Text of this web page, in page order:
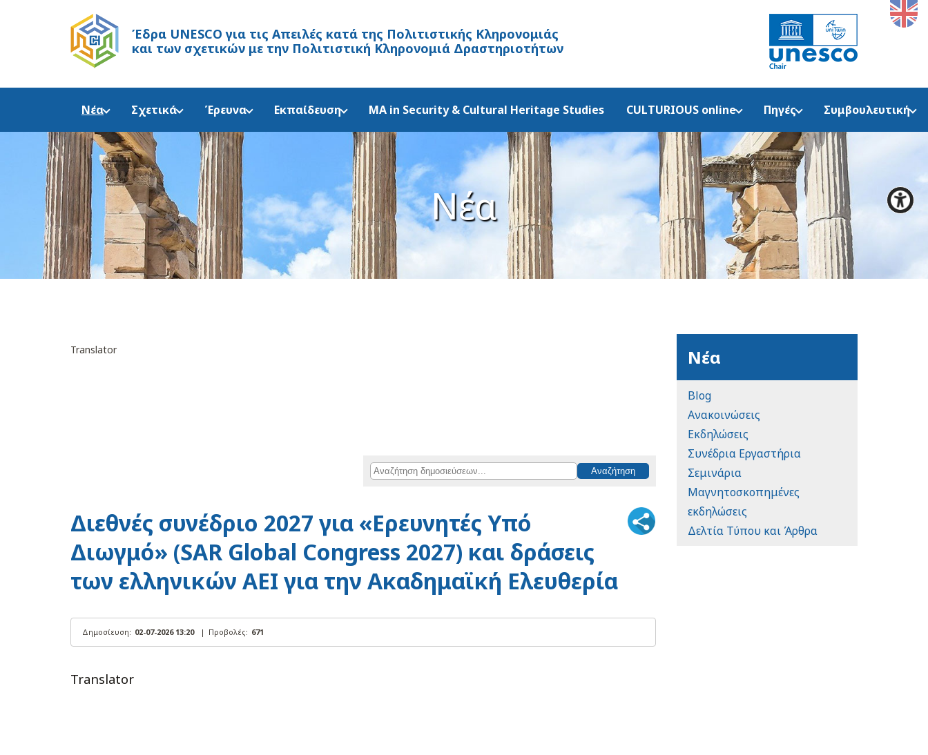
Έδρα UNESCOγια τις Απειλές κατά της Πολιτιστικής Κληρονομιάς
και των σχετικών με την Πολιτιστική Κληρονομιά Δραστηριοτήτων
Νέα Σχετικά Έρευνα Εκπαίδευση MA in Security & Cultural Heritage Studies CULTURIOUS online Πηγές Συμβουλευτική
Νέα
Translator
Διεθνές συνέδριο 2027 για «Ερευνητές Υπό
Διωγμό» (SAR Global Congress 2027) και δράσεις
των ελληνικών ΑΕΙ για την Ακαδημαϊκή Ελευθερία
Δημοσίευση: 02-07-2026 13:20 | Προβολές: 671
Translator
Νέα
Blog
Ανακοινώσεις
Εκδηλώσεις
Συνέδρια Εργαστήρια
Σεμινάρια
Μαγνητοσκοπημένες
εκδηλώσεις
Δελτία Τύπου και Άρθρα